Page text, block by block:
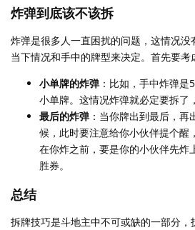
炸弹到底该不该拆
炸弹是很多人一直困扰的问题，这情况
当下情况和手中的牌型来决定。首先要考
小单牌的炸弹 ：比如，手中炸弹
小单牌。这情况炸弹就必定要拆了
最后的炸弹 ：当你牌出到最后，
候，此时要注意给你小伙伴提个醒
在你炸之前，要是你的小伙伴先炸
胜券。
总结
拆牌技巧是斗地主中不可或缺的一部分